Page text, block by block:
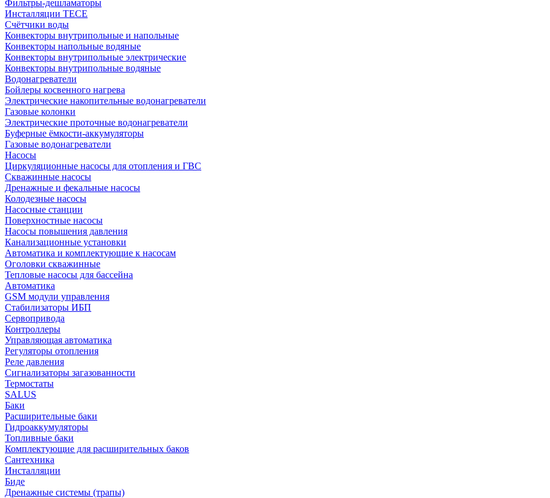
Фильтры-дешламаторы
Инсталляции TECE
Счётчики воды
Конвекторы внутрипольные и напольные
Конвекторы напольные водяные
Конвекторы внутрипольные электрические
Конвекторы внутрипольные водяные
Водонагреватели
Бойлеры косвенного нагрева
Электрические накопительные водонагреватели
Газовые колонки
Электрические проточные водонагреватели
Буферные ёмкости-аккумуляторы
Газовые водонагреватели
Насосы
Циркуляционные насосы для отопления и ГВС
Скважинные насосы
Дренажные и фекальные насосы
Колодезные насосы
Насосные станции
Поверхностные насосы
Насосы повышения давления
Канализационные установки
Автоматика и комплектующие к насосам
Оголовки скважинные
Тепловые насосы для бассейна
Автоматика
GSM модули управления
Стабилизаторы ИБП
Сервопривода
Контроллеры
Управляющая автоматика
Регуляторы отопления
Реле давления
Сигнализаторы загазованности
Термостаты
SALUS
Баки
Расширительные баки
Гидроаккумуляторы
Топливные баки
Комплектующие для расширительных баков
Сантехника
Инсталляции
Биде
Дренажные системы (трапы)